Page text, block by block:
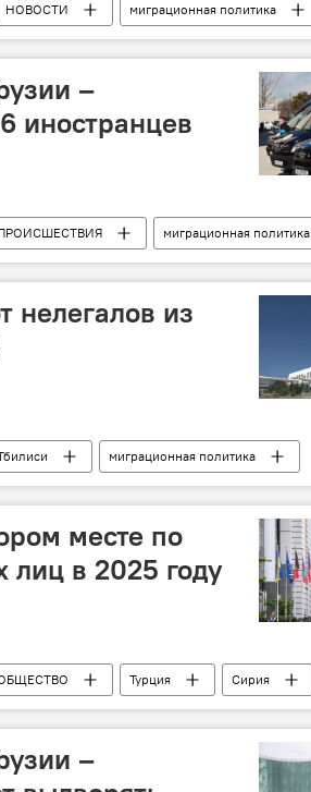
НОВОСТИ миграционная политика
–
иностранцев
миграционная политика
нелегалов из
миграционная политика
месте по
лиц в 2025 году
Турция
Сирия
–